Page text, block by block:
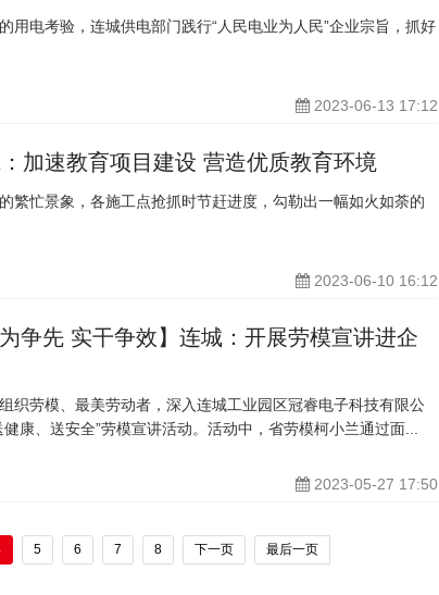
用电考验，连城供电部门践行“人民电业为人民”企业宗旨，抓好
2023-06-13 17:12
加速教育项目建设 营造优质教育环境
繁忙景象，各施工点抢抓时节赶进度，勾勒出一幅如火如荼的
2023-06-10 16:12
为争先 实干争效】连城：开展劳模宣讲进企
织劳模、最美劳动者，深入连城工业园区冠睿电子科技有限公
康、送安全”劳模宣讲活动。活动中，省劳模柯小兰通过面...
2023-05-27 17:50
5 6 7 8 下一页 最后一页